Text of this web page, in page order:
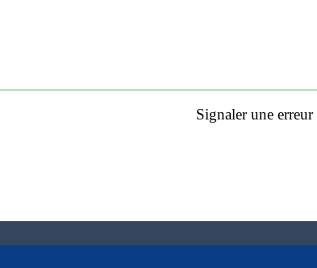
Signaler une erreur